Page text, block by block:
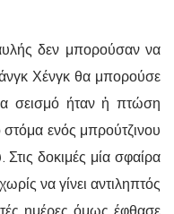
δεν μπορούσαν να
Χένγκ θα μπορούσε
σεισμό ήταν ἡ πτώση
ενός μπρούτζινου
δοκιμές μία σφαίρα
να γίνει αντιληπτός